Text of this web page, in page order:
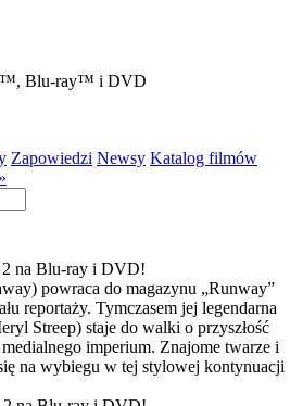
Blu-ray™ i DVD
Zapowiedzi Newsy Katalog filmów
2 na Blu-ray i DVD!
powraca do magazynu „Runway”
reportaży. Tymczasem jej legendarna
Streep) staje do walki o przyszłość
imperium. Znajome twarze i
na wybiegu w tej stylowej kontynuacji